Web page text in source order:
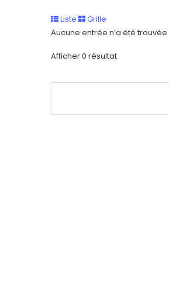
Liste
Grille
Aucune entrée n’a été trouvée.
Afficher 0 résultat